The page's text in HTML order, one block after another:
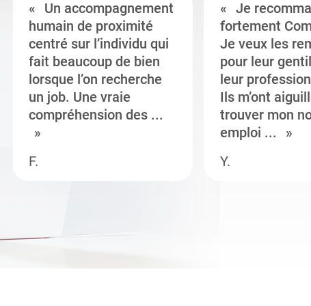
Un accompagnement
humain de proximité
centré sur l’individu qui
fait beaucoup de bien
lorsque l’on recherche
un job. Une vraie
compréhension des ...
F.
Je
fortement
Je veux les
pour leur
leur
Ils m’ont
trouver mon
emploi ...
Y.